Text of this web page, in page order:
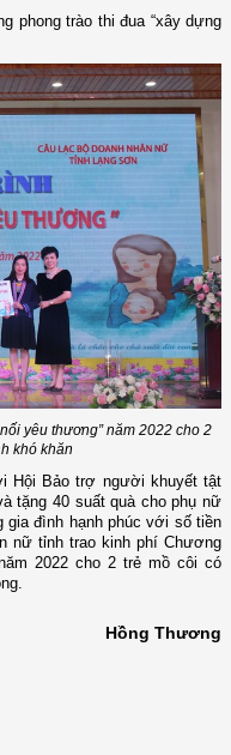
phong trào thi đua “xây dựng
yêu thương” năm 2022 cho 2
khó khăn
Hội Bảo trợ người khuyết tật
tặng 40 suất quà cho phụ nữ
đình hạnh phúc với số tiền
nữ tỉnh trao kinh phí Chương
2022 cho 2 trẻ mồ côi có
Hồng Thương